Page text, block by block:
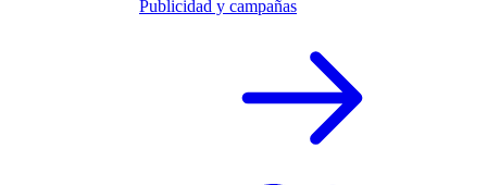
Publicidad y campañas